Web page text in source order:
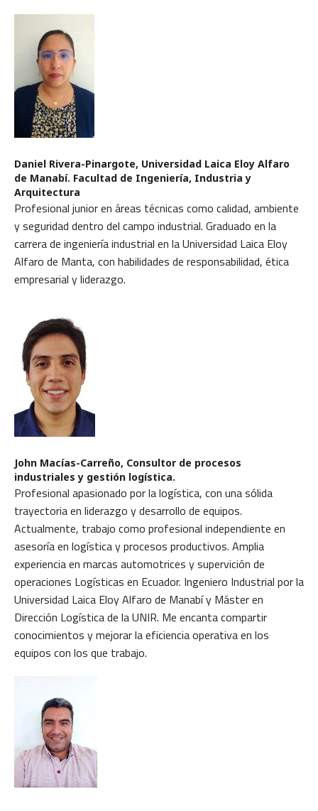
Daniel Rivera-Pinargote, Universidad Laica Eloy Alfaro
de Manabí. Facultad de Ingeniería, Industria y
Arquitectura
Profesional junior en áreas técnicas como calidad, ambiente
y seguridad dentro del campo industrial. Graduado en la
carrera de ingeniería industrial en la Universidad Laica Eloy
Alfaro de Manta, con habilidades de responsabilidad, ética
empresarial y liderazgo.
John Macías-Carreño, Consultor de procesos
industriales y gestión logística.
Profesional apasionado por la logística, con una sólida
trayectoria en liderazgo y desarrollo de equipos.
Actualmente, trabajo como profesional independiente en
asesoría en logística y procesos productivos. Amplia
experiencia en marcas automotrices y supervición de
operaciones Logísticas en Ecuador. Ingeniero Industrial por la
Universidad Laica Eloy Alfaro de Manabí y Máster en
Dirección Logística de la UNIR. Me encanta compartir
conocimientos y mejorar la eficiencia operativa en los
equipos con los que trabajo.